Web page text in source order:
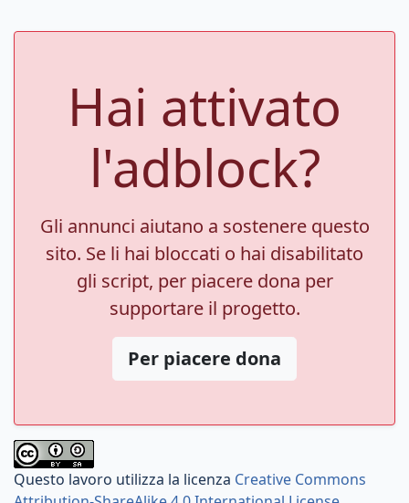
Hai attivato
l'adblock?
Gli annunci aiutano a sostenere questo
sito. Se li hai bloccati o hai disabilitato
gli script, per piacere dona per
supportare il progetto.
Per piacere dona
Questo lavoro utilizza la licenza Creative Commons